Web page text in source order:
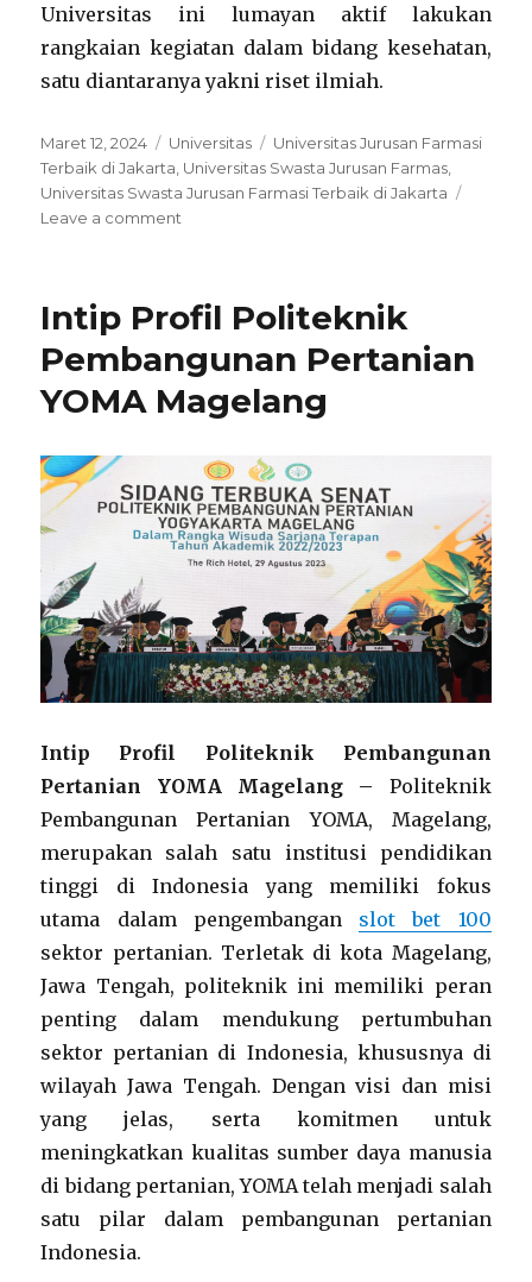
Universitas ini lumayan aktif lakukan
rangkaian kegiatan dalam bidang kesehatan,
satu diantaranya yakni riset ilmiah.
Posted
on
Maret 12, 2024 Categories
Universitas Tags
Universitas Jurusan Farmasi
Terbaik di Jakarta Universitas Swasta Jurusan Farmas
Universitas Swasta Jurusan Farmasi Terbaik di Jakarta
Leave a comment
Jurusan
Terbaik
di
Jakarta
Intip Profil Politeknik
Pembangunan Pertanian
YOMA Magelang
Intip Profil Politeknik Pembangunan
Pertanian YOMA Magelang – Politeknik
Pembangunan Pertanian YOMA, Magelang,
merupakan salah satu institusi pendidikan
tinggi di Indonesia yang memiliki fokus
utama dalam pengembangan slot bet 100
sektor pertanian. Terletak di kota Magelang,
Jawa Tengah, politeknik ini memiliki peran
penting dalam mendukung pertumbuhan
sektor pertanian di Indonesia, khususnya di
wilayah Jawa Tengah. Dengan visi dan misi
yang jelas, serta komitmen untuk
meningkatkan kualitas sumber daya manusia
di bidang pertanian, YOMA telah menjadi salah
satu pilar dalam pembangunan pertanian
Indonesia.